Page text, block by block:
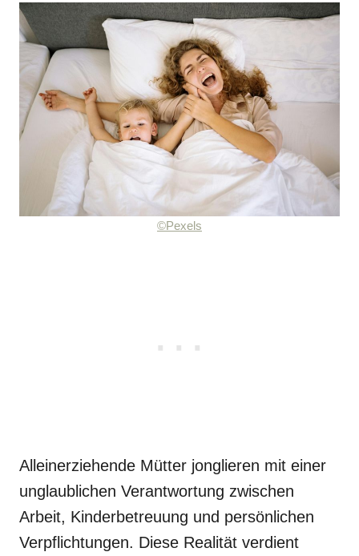
©Pexels
Alleinerziehende Mütter jonglieren mit einer
unglaublichen Verantwortung zwischen
Arbeit, Kinderbetreuung und persönlichen
Verpflichtungen. Diese Realität verdient